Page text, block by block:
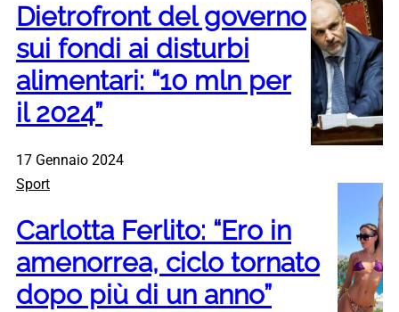
Dietrofront del governo
sui fondi ai disturbi
alimentari: “10 mln per
il 2024”
17 Gennaio 2024
Sport
Carlotta Ferlito: “Ero in
amenorrea, ciclo tornato
dopo più di un anno”